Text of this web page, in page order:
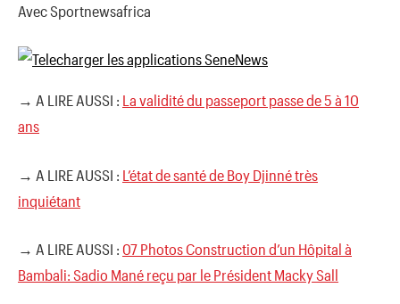
Avec Sportnewsafrica
→ A LIRE AUSSI : La validité du passeport passe de 5 à 10
ans
→ A LIRE AUSSI : L’état de santé de Boy Djinné très
inquiétant
→ A LIRE AUSSI : 07 Photos Construction d’un Hôpital à
Bambali: Sadio Mané reçu par le Président Macky Sall